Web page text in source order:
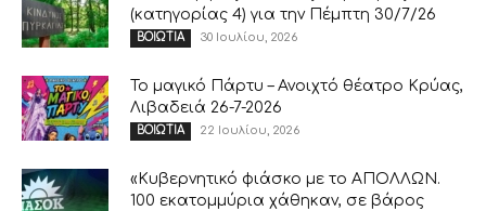
(κατηγορίας 4) για την Πέμπτη 30/7/26
ΒΟΙΩΤΙΑ 30 Ιουλίου, 2026
Το μαγικό Πάρτυ – Ανοιχτό θέατρο Κρύας,
Λιβαδειά 26-7-2026
ΒΟΙΩΤΙΑ 22 Ιουλίου, 2026
«Κυβερνητικό φιάσκο με το ΑΠΟΛΛΩΝ.
100 εκατομμύρια χάθηκαν, σε βάρος